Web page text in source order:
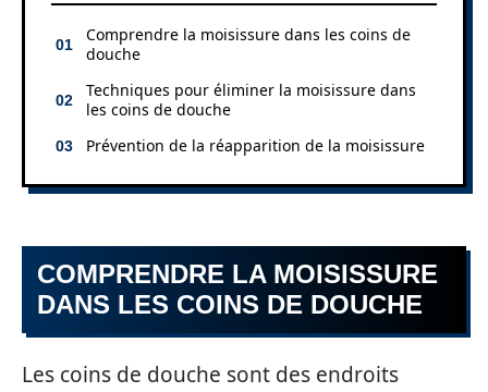
Comprendre la moisissure dans les coins de
douche
Techniques pour éliminer la moisissure dans
les coins de douche
Prévention de la réapparition de la moisissure
COMPRENDRE LA MOISISSURE
DANS LES COINS DE DOUCHE
Les coins de douche sont des endroits